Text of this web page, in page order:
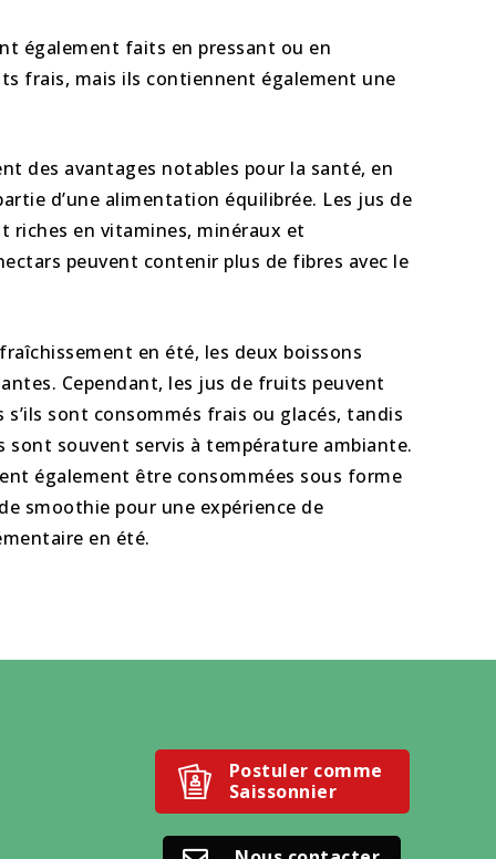
également faits en pressant ou en
frais, mais ils contiennent également une
des avantages notables pour la santé, en
d’une alimentation équilibrée. Les jus de
riches en vitamines, minéraux et
peuvent contenir plus de fibres avec le
en été, les deux boissons
Cependant, les jus de fruits peuvent
sont consommés frais ou glacés, tandis
sont souvent servis à température ambiante.
également être consommées sous forme
smoothie pour une expérience de
en été.
Postuler comme
Saissonnier